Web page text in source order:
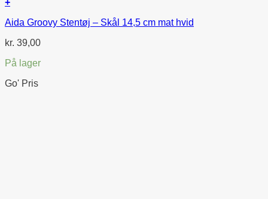
Aida Groovy Stentøj – Skål 14,5 cm mat hvid
kr. 39,00
På lager
Go' Pris